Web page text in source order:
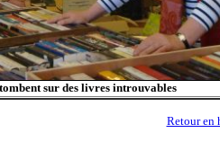
sur des livres introuvables
Retour en